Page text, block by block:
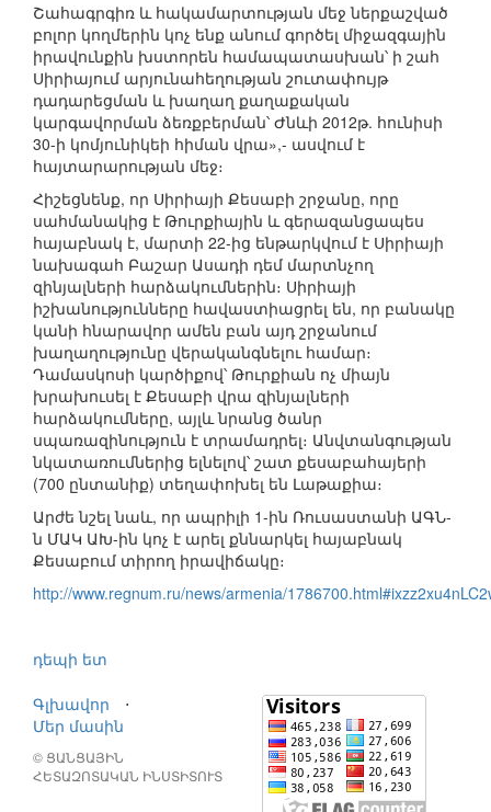
Շահագրգիռ և հակամարտության մեջ ներքաշված
բոլոր կողմերին կոչ ենք անում գործել միջազգային
իրավունքին խստորեն համապատասխան՝ ի շահ
Սիրիայում արյունահեղության շուտափույթ
դադարեցման և խաղաղ քաղաքական
կարգավորման ձեռքբերման՝ Ժնևի 2012թ. հունիսի
30-ի կոմյունիկեի հիման վրա»,- ասվում է
հայտարարության մեջ։
Հիշեցնենք, որ Սիրիայի Քեսաբի շրջանը, որը
սահմանակից է Թուրքիային և գերազանցապես
հայաբնակ է, մարտի 22-ից ենթարկվում է Սիրիայի
նախագահ Բաշար Ասադի դեմ մարտնչող
զինյալների հարձակումներին։ Սիրիայի
իշխանությունները հավաստիացրել են, որ բանակը
կանի հնարավոր ամեն բան այդ շրջանում
խաղաղությունը վերականգնելու համար։
Դամասկոսի կարծիքով՝ Թուրքիան ոչ միայն
խրախուսել է Քեսաբի վրա զինյալների
հարձակումները, այլև նրանց ծանր
սպառազինություն է տրամադրել։ Անվտանգության
նկատառումներից ելնելով՝ շատ քեսաբահայերի
(700 ընտանիք) տեղափոխել են Լաթաքիա։
Արժե նշել նաև, որ ապրիլի 1-ին Ռուսաստանի ԱԳՆ-
ն ՄԱԿ ԱԽ-ին կոչ է արել քննարկել հայաբնակ
Քեսաբում տիրող իրավիճակը։
http://www.regnum.ru/news/armenia/
դեպի ետ
Գլխավոր
⋅
Մեր մասին
© ՑԱՆՑԱՅԻՆ
ՀԵՏԱԶՈՏԱԿԱՆ ԻՆՍՏԻՏՈՒՏ